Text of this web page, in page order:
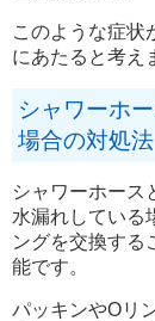
このような症状
にあたると考え
シャワーホ
場合の対処法
シャワーホース
水漏れしている
ングを交換する
能です。
パッキンやOリ